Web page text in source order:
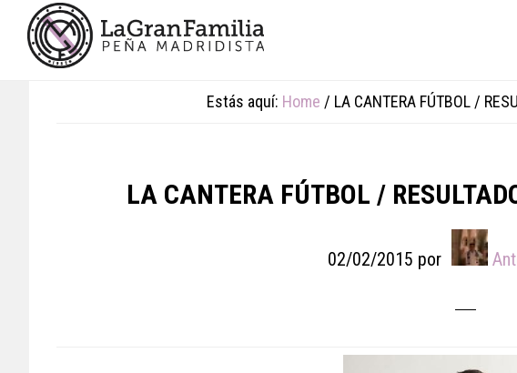
primary
footer
Estás aquí: Home / LA CANTERA FÚTBOL /
LA CANTERA FÚTBOL /
02/02/2015 por